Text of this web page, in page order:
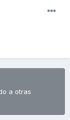
a otras